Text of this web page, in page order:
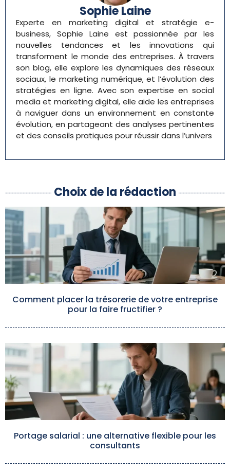
Sophie Laine
Experte en marketing digital et stratégie e-
business, Sophie Laine est passionnée par les
nouvelles tendances et les innovations qui
transforment le monde des entreprises. À travers
son blog, elle explore les dynamiques des réseaux
sociaux, le marketing numérique, et l’évolution des
stratégies en ligne. Avec son expertise en social
media et marketing digital, elle aide les entreprises
à naviguer dans un environnement en constante
évolution, en partageant des analyses pertinentes
et des conseils pratiques pour réussir dans l’univers
Choix de la rédaction
Comment placer la trésorerie de votre entreprise
pour la faire fructifier ?
Portage salarial : une alternative flexible pour les
consultants